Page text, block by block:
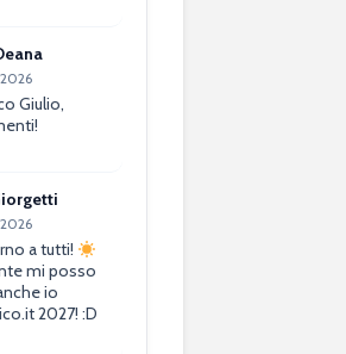
Giulio,
a tutti!
mi posso
io
2027! :D